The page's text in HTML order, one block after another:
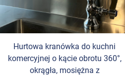
Hurtowa kranówka do kuchni
komercyjnej o kącie obrotu 360°,
okrągła, mosiężna z